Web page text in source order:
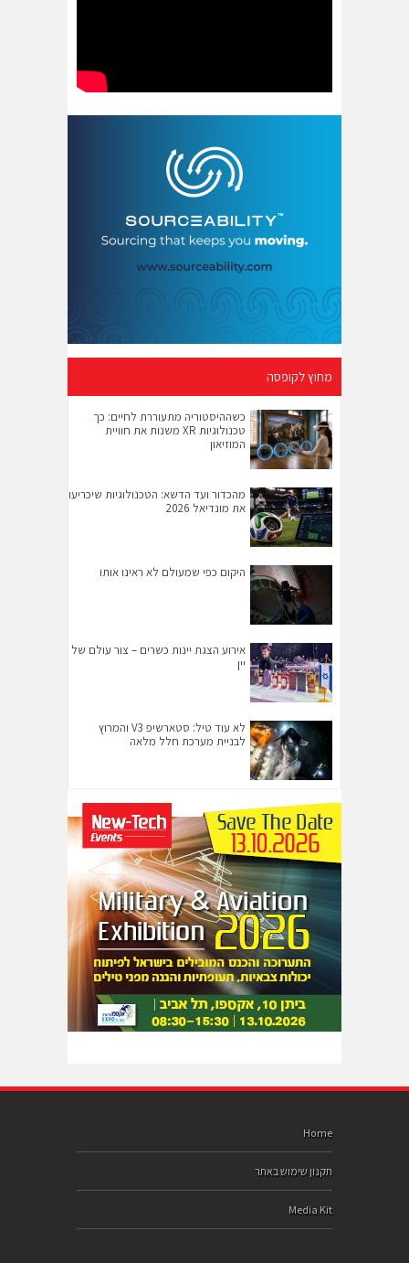
מחוץ לקופסה
כשההיסטוריה מתעוררת לחיים: כך
טכנולוגיות XR משנות את חוויית
המוזיאון
מהכדור ועד הדשא: הטכנולוגיות שיכריעו
את מונדיאל 2026
היקום כפי שמעולם לא ראינו אותו
אירוע הצגת יינות כשרים – צור עולם של
יין
לא עוד טיל: סטארשיפ V3 והמרוץ
לבניית מערכת חלל מלאה
Home
תקנון שימוש באתר
Media Kit